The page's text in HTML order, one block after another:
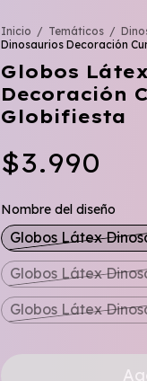
Inicio / Temáticos /
Dinosaurios Decoración
Globos
Decoración
Globifiesta
$3.990
Nombre del diseño
Globos Látex
Globos Látex
Globos Látex